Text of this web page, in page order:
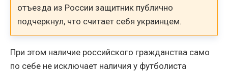
отъезда из России защитник публично
подчеркнул, что считает себя украинцем.
При этом наличие российского гражданства само
по себе не исключает наличия у футболиста